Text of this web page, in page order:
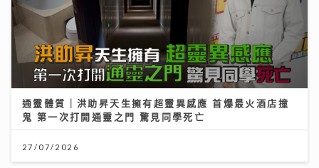
通靈體質｜洪助昇天生擁有超靈異感應 首爆最火酒店撞
鬼 第一次打開通靈之門 驚見同學死亡
27/07/2026